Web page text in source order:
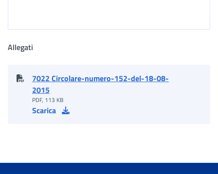
Allegati
7022 Circolare-numero-152-del-18-08-
2015
PDF, 113 KB
Scarica